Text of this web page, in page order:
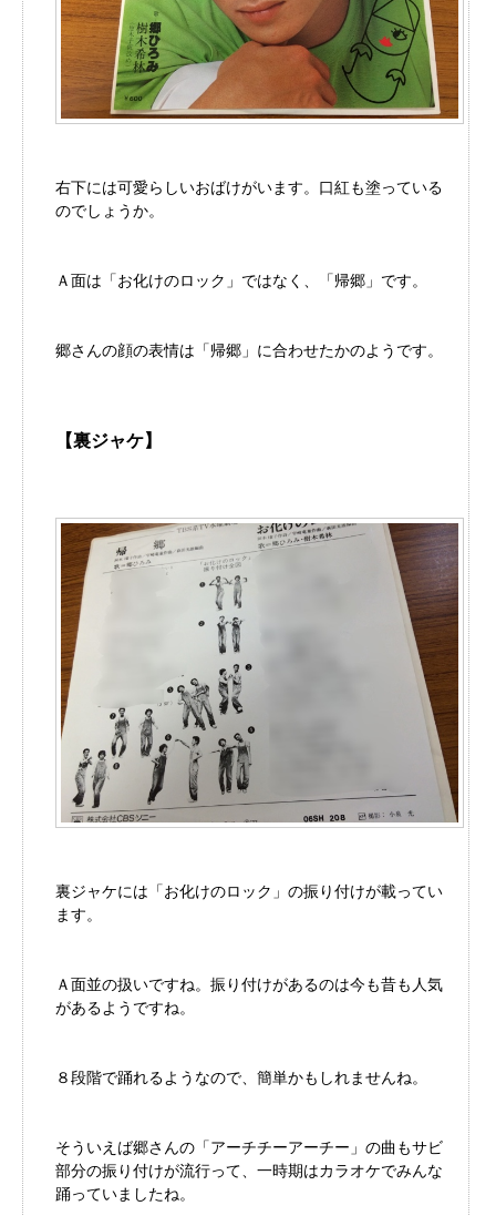
右下には可愛らしいおばけがいます。口紅も塗っている
のでしょうか。
Ａ面は「お化けのロック」ではなく、「帰郷」です。
郷さんの顔の表情は「帰郷」に合わせたかのようです。
【裏ジャケ】
裏ジャケには「お化けのロック」の振り付けが載ってい
ます。
Ａ面並の扱いですね。振り付けがあるのは今も昔も人気
があるようですね。
８段階で踊れるようなので、簡単かもしれませんね。
そういえば郷さんの「アーチチーアーチー」の曲もサビ
部分の振り付けが流行って、一時期はカラオケでみんな
踊っていましたね。